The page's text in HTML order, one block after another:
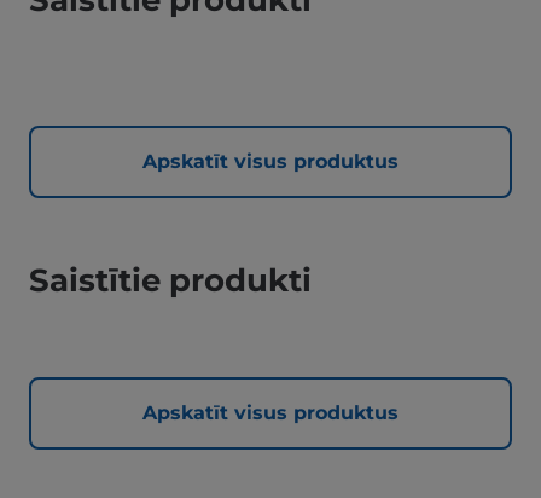
Apskatīt visus produktus
Saistītie produkti
Apskatīt visus produktus